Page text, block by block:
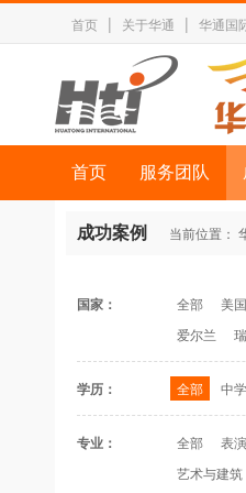
首页 | 关于华通 | 华通国
首页 服务团队
成功案例 当前位置：
国家： 全部 美国
爱尔兰
学历： 全部 中
专业： 全部 表
艺术与建筑